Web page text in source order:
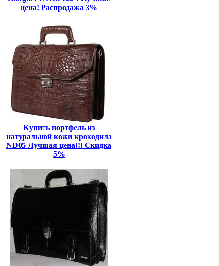
цена! Распродажа 3%
Купить портфель из
натуральной кожи крокодила
ND05 Лучшая цена!!! Скидка
5%